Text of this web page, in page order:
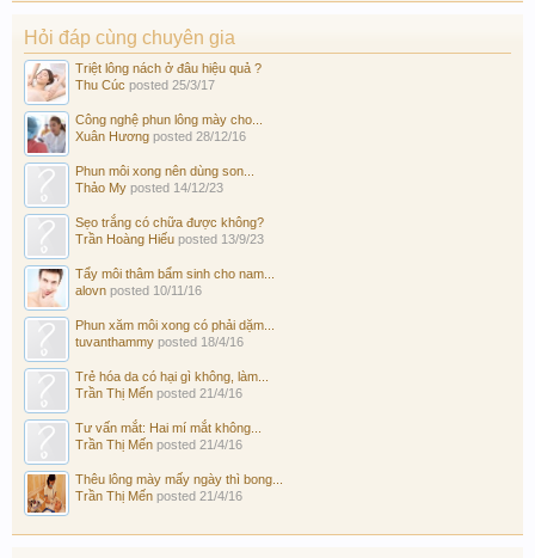
Hỏi đáp cùng chuyên gia
Triệt lông nách ở đâu hiệu quả ?
Thu Cúc posted 25/3/17
Công nghệ phun lông mày cho...
Xuân Hương posted 28/12/16
Phun môi xong nên dùng son...
Thảo My posted 14/12/23
Sẹo trắng có chữa được không?
Trần Hoàng Hiếu posted 13/9/23
Tẩy môi thâm bẩm sinh cho nam...
alovn posted 10/11/16
Phun xăm môi xong có phải dặm...
tuvanthammy posted 18/4/16
Trẻ hóa da có hại gì không, làm...
Trần Thị Mến posted 21/4/16
Tư vấn mắt: Hai mí mắt không...
Trần Thị Mến posted 21/4/16
Thêu lông mày mấy ngày thì bong...
Trần Thị Mến posted 21/4/16